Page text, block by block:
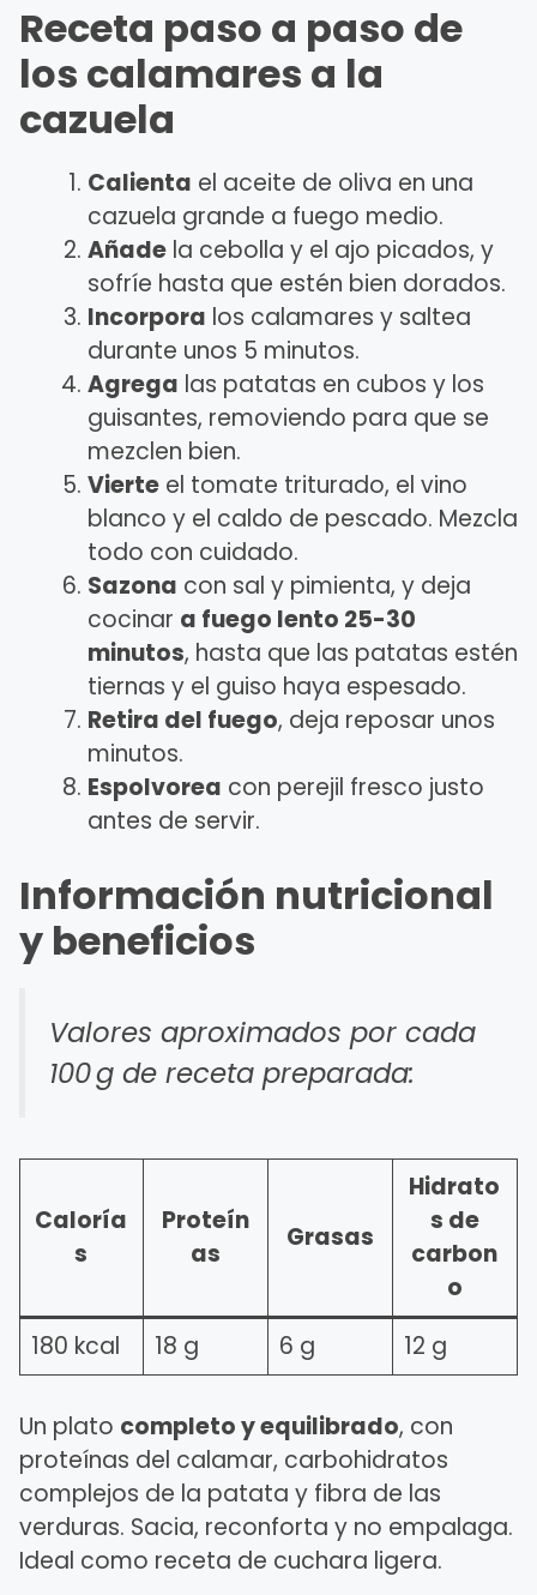
Receta paso a paso de
los calamares a la
cazuela
Calienta el aceite de oliva en una
cazuela grande a fuego medio.
Añadela cebolla y el ajo picados, y
sofríe hasta que estén bien dorados.
Incorpora los calamares y saltea
durante unos 5 minutos.
Agrega las patatas en cubos y los
guisantes, removiendo para que se
mezclen bien.
Vierteel tomate triturado, el vino
blanco y el caldo de pescado. Mezcla
todo con cuidado.
Sazona con sal y pimienta, y deja
cocinar a fuego lento 25-30
minutos, hasta que las patatas estén
tiernas y el guiso haya espesado.
Retira del fuego, deja reposar unos
minutos.
Espolvorea con perejil fresco justo
antes de servir.
Información nutricional
y beneficios
Valores aproximados por cada
100 g de receta preparada:
Caloría
s
Proteín
as
Grasas
Hidrato
s de
carbon
o
180 kcal
18 g 6 g 12 g
Un plato completo y equilibrado, con
proteínas del calamar, carbohidratos
complejos de la patata y fibra de las
verduras. Sacia, reconforta y no empalaga.
Ideal como receta de cuchara ligera.